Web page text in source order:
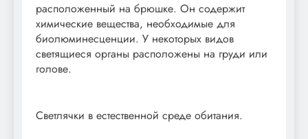
расположенный на брюшке. Он содержит
химические вещества, необходимые для
биолюминесценции. У некоторых видов
светящиеся органы расположены на груди или
голове.
Светлячки в естественной среде обитания.